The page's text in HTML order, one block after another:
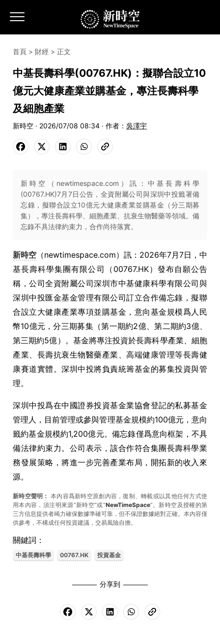
首頁 > 財經 > 正文
中基長壽科學(00767.HK)：擬聯合設立10
億元大健康產業並購基金，專注長壽科學
及細胞產業
新時空 · 2026/07/08 08:34 · 作者： 吳澤宇
新時空（newtimespace.com）訊：中基長壽科學
(00767.HK)7月7日公告，全資附屬公司與深圳中投籤署備
忘錄，擬聯合設立10億元大健康產業並購基金（分三期募
集），專注長壽科學、細胞產業、抗衰生物醫藥等領域。備
忘錄不具法律約束力，合作尚待落實。
新時空 （newtimespace.com）訊：2026年7月7日，中
基長壽科學集團有限公司（00767.HK）發布自願公告
稱，公司全資附屬公司深圳市中基健康科學有限公司與
深圳中投匯金基金管理有限公司訂立合作備忘錄，擬聯
合設立大健康產業專項並購基金，意向基金規模爲人民
幣10億元，分三期募集（第一期約2億、第二期約3億、
第三期約5億）。基金將專注投資於長壽科學產業、細胞
產業、長壽抗衰生物醫藥產業、高端健康管理等長壽健
康賽道實體。深圳中投將負責統籌基金的募集投資與管
理。
深圳中投爲在中國證券投資基金業協會登記的私募基金
管理人，目前管理或參與管理基金規模約100億元，意向
籤約基金規模約1,200億元。備忘錄僅爲意向框架，不具
備法律約束力。公司表示，該合作符合集團長壽科學業
務發展策略，將進一步完善產業布局，開拓新的收入來
源。
新時空聲明： 本內容爲新時空原創內容，復制、轉載或以其他任何方式使
用本內容，須注明來源“新時空”或“NewTimeSpace”。新時空及授權的第
三方信息提供者竭力確保數據準確可靠，但不保證數據絕對正確。本內容僅
供參考，不構成任何投資建議，交易風險自擔。
關鍵詞：
中基長壽科學 00767.HK 投資基金
分享到